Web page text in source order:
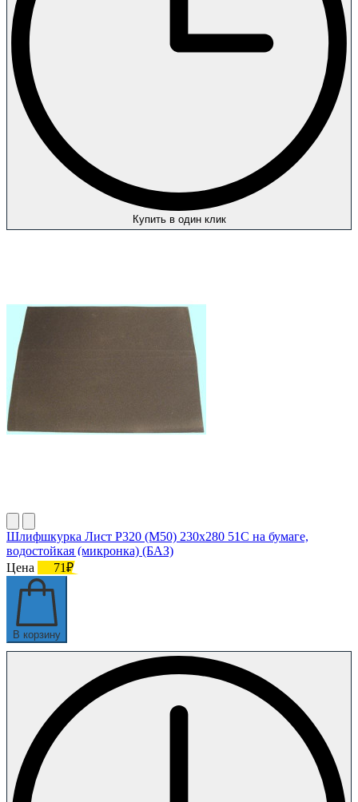
Купить в один клик
Шлифшкурка Лист Р320 (М50) 230х280 51С на бумаге,
водостойкая (микронка) (БАЗ)
Цена
71₽
В корзину